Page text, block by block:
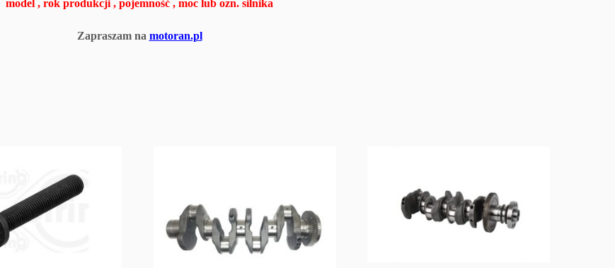
model , rok produkcji , pojemność , moc lub ozn. silnika
Zapraszam na motoran.pl